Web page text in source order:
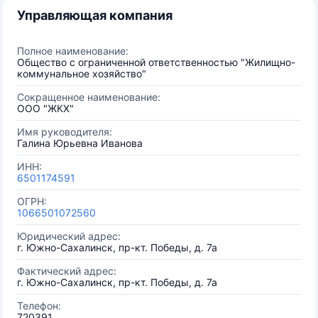
Управляющая компания
Полное наименование:
Общество с ограниченной ответственностью "Жилищно-
коммунальное хозяйство"
Сокращенное наименование:
ООО "ЖКХ"
Имя руководителя:
Галина Юрьевна Иванова
ИНН:
6501174591
ОГРН:
1066501072560
Юридический адрес:
г. Южно-Сахалинск, пр-кт. Победы, д. 7а
Фактический адрес:
г. Южно-Сахалинск, пр-кт. Победы, д. 7а
Телефон: